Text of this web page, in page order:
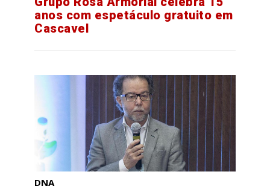
anos com espetáculo gratuito em
Cascavel
DNA